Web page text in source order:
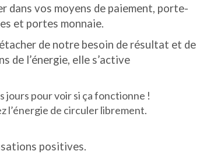
dans vos moyens de paiement, porte-
et portes monnaie.
de notre besoin de résultat et de
de l’énergie, elle s’active
jours pour voir si ça fonctionne !
l’énergie de circuler librement.
positives.